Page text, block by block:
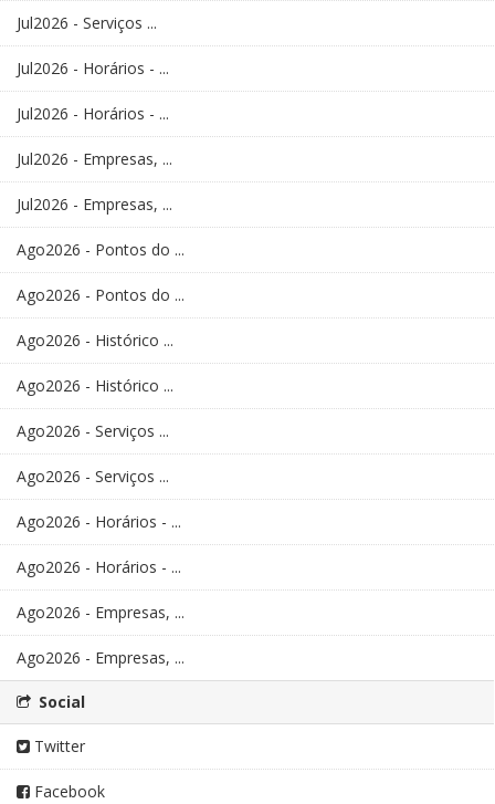
Jul2026 - Serviços ...
Jul2026 - Horários - ...
Jul2026 - Horários - ...
Jul2026 - Empresas, ...
Jul2026 - Empresas, ...
Ago2026 - Pontos do ...
Ago2026 - Pontos do ...
Ago2026 - Histórico ...
Ago2026 - Histórico ...
Ago2026 - Serviços ...
Ago2026 - Serviços ...
Ago2026 - Horários - ...
Ago2026 - Horários - ...
Ago2026 - Empresas, ...
Ago2026 - Empresas, ...
Social
Twitter
Facebook